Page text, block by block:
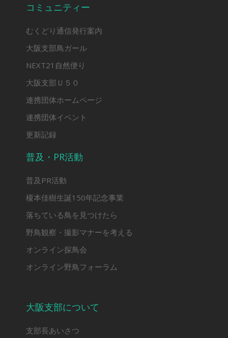
コミュニティー
むくどり通信発行案内
大阪支部鳥ガール
NEXT21自然便り
大阪支部Ｕ５０
連携団体ホームページ
連携団体イベント
更新記録
普及・PR活動
普及PR活動
榎本佳樹生誕150年記念事業
落ちている鳥を見つけたら
野鳥観察・撮影マナーを考える
オンライン探鳥会
オンライン野鳥フォーラム
大阪支部について
支部長あいさつ